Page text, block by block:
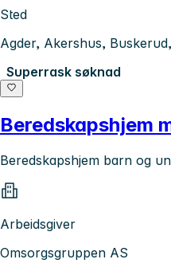
Sted
Agder, Akershus,
Superrask søknad
Beredskapshjem
Beredskapshjem barn og
Arbeidsgiver
Omsorgsgruppen AS